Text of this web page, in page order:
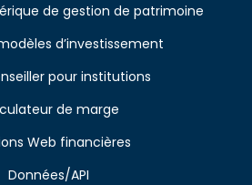
de gestion de patrimoine
d’investissement
pour institutions
de marge
Web financières
Données/API